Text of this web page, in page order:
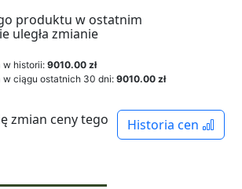
produktu w ostatnim
uległa zmianie
w historii: 9010.00 zł
w ciągu ostatnich 30 dni: 9010.00 zł
Historia cen
zmian ceny tego